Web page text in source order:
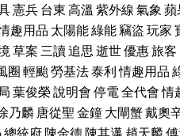
憲兵台東高溫 紫外線氣象蘋
趣用品 太陽能綠能竊盜玩家
草案三讀追思逝世優惠旅客
圈輕颱勞基法泰利情趣用品
葉俊榮說明會停電全代會情
乃麟唐從聖金鐘大閘蟹戴奧